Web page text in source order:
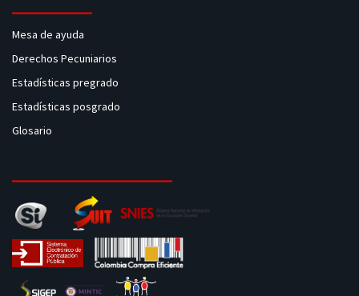
Mesa de ayuda
Derechos Pecuniarios
Estadísticas pregrado
Estadísticas posgrado
Glosario